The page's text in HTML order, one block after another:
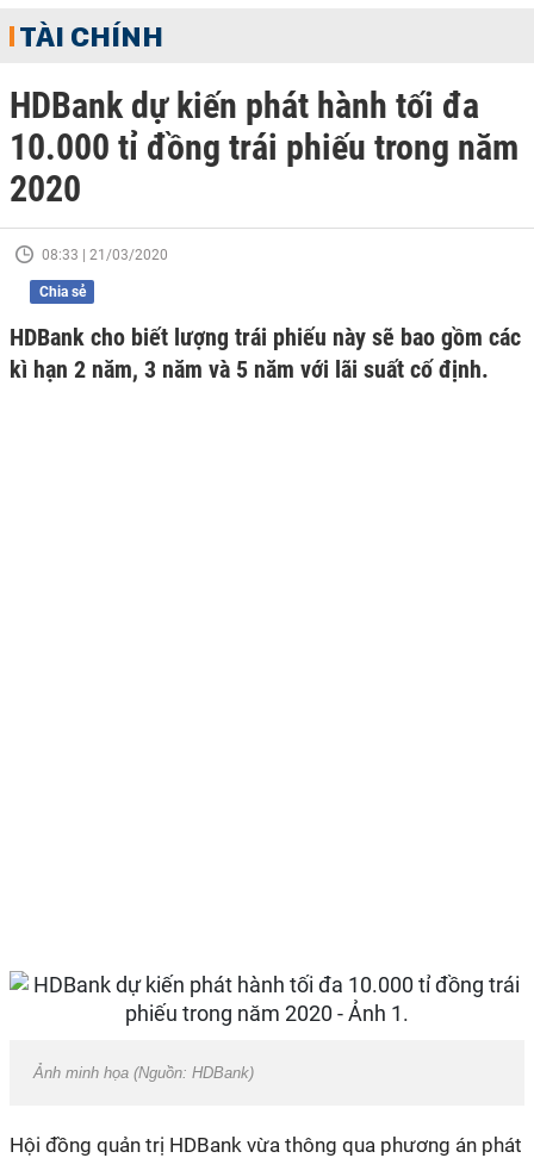
TÀI CHÍNH
HDBank dự kiến phát hành tối đa
10.000 tỉ đồng trái phiếu trong năm
2020
08:33 | 21/03/2020
Chia sẻ
HDBank cho biết lượng trái phiếu này sẽ bao gồm các
kì hạn 2 năm, 3 năm và 5 năm với lãi suất cố định.
Ảnh minh họa (Nguồn: HDBank)
Hội đồng quản trị HDBank vừa thông qua phương án phát